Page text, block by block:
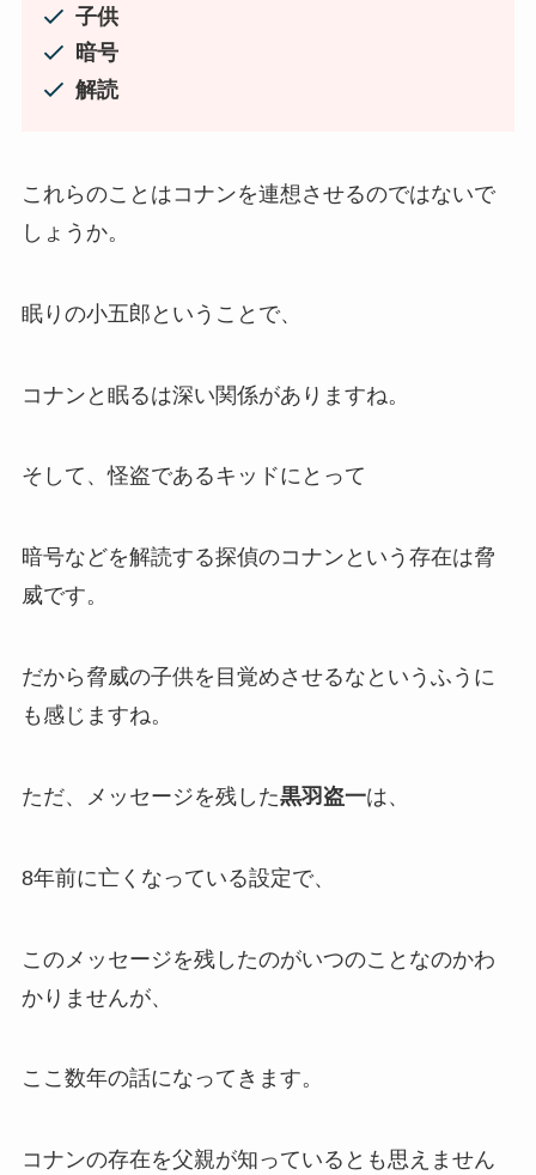
子供
暗号
解読
これらのことはコナンを連想させるのではないで
しょうか。
眠りの小五郎ということで、
コナンと眠るは深い関係がありますね。
そして、怪盗であるキッドにとって
暗号などを解読する探偵のコナンという存在は脅
威です。
だから脅威の子供を目覚めさせるなというふうに
も感じますね。
ただ、メッセージを残した黒羽盗一は、
8年前に亡くなっている設定で、
このメッセージを残したのがいつのことなのかわ
かりませんが、
ここ数年の話になってきます。
コナンの存在を父親が知っているとも思えません